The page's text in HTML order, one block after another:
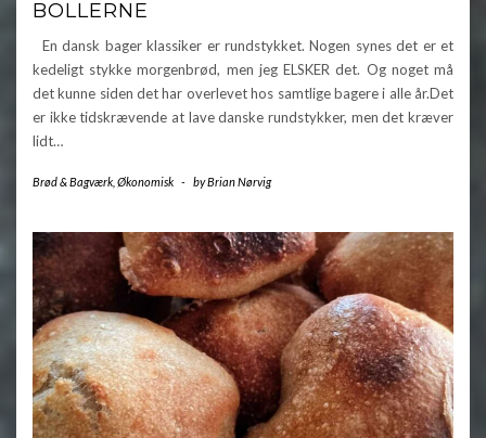
BOLLERNE
En dansk bager klassiker er rundstykket. Nogen synes det er et
kedeligt stykke morgenbrød, men jeg ELSKER det. Og noget må
det kunne siden det har overlevet hos samtlige bagere i alle år.Det
er ikke tidskrævende at lave danske rundstykker, men det kræver
lidt…
Brød & Bagværk Økonomisk - byBrian Nørvig